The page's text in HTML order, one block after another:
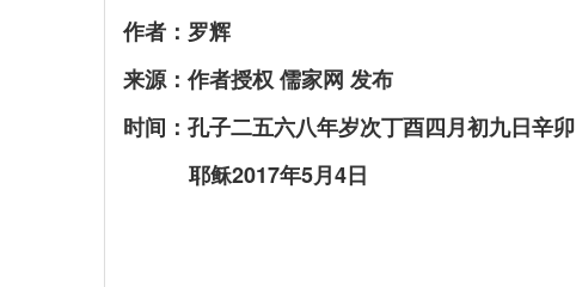
作者：罗辉
来源：作者授权 儒家网 发布
时间：孔子二五六八年岁次丁酉四月初九日辛卯
耶稣2017年5月4日